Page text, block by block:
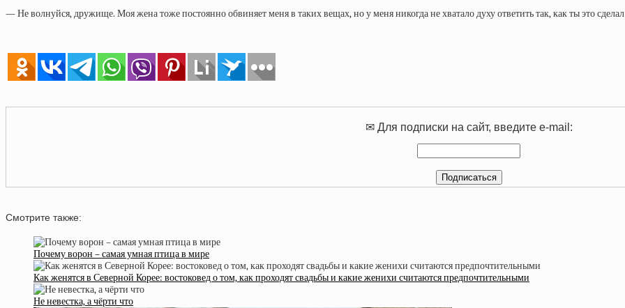
— Не волнуйся, дружище. Моя жена тоже постоянно обвиняет меня в таких вещах, но у меня никогда не хватало духу ответить так, как ты это
✉ Для подписки на сайт, введите e-mail:
Смотрите также:
Почему ворон – самая умная птица в мире
Как женятся в Северной Корее: востоковед о том, как проходят свадьбы и какие женихи считаются предпочтительными
Не невестка, а чёрти что